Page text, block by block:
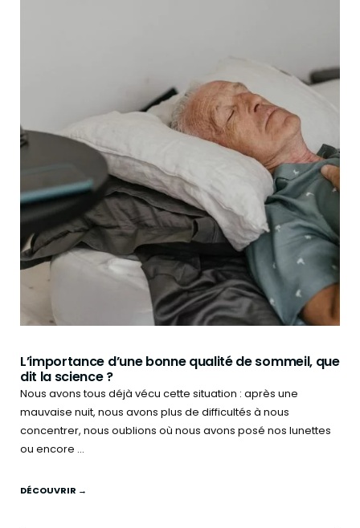
L’importance d’une bonne qualité de sommeil, que
dit la science ?
Nous avons tous déjà vécu cette situation : après une
mauvaise nuit, nous avons plus de difficultés à nous
concentrer, nous oublions où nous avons posé nos lunettes
ou encore ...
DÉCOUVRIR →